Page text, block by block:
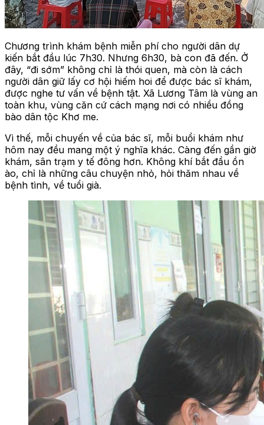
Chương trình khám bệnh miễn phí cho người dân dự
kiến bắt đầu lúc 7h30. Nhưng 6h30, bà con đã đến. Ở
đây, “đi sớm” không chỉ là thói quen, mà còn là cách
người dân giữ lấy cơ hội hiếm hoi để được bác sĩ khám,
được nghe tư vấn về bệnh tật. Xã Lương Tâm là vùng an
toàn khu, vùng căn cứ cách mạng nơi có nhiều đồng
bào dân tộc Khơ me.
Vì thế, mỗi chuyến về của bác sĩ, mỗi buổi khám như
hôm nay đều mang một ý nghĩa khác. Càng đến gần giờ
khám, sân trạm y tế đông hơn. Không khí bắt đầu ồn
ào, chỉ là những câu chuyện nhỏ, hỏi thăm nhau về
bệnh tình, về tuổi già.